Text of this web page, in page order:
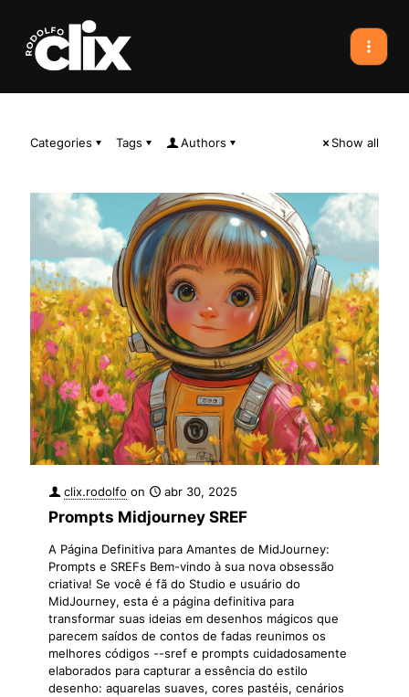
Categories Tags Authors Show all
clix.rodolfo on abr 30, 2025
Prompts Midjourney SREF
A Página Definitiva para Amantes de MidJourney:
Prompts e SREFs Bem-vindo à sua nova obsessão
criativa! Se você é fã do Studio e usuário do
MidJourney, esta é a página definitiva para
transformar suas ideias em desenhos mágicos que
parecem saídos de contos de fadas reunimos os
melhores códigos --sref e prompts cuidadosamente
elaborados para capturar a essência do estilo
desenho: aquarelas suaves, cores pastéis, cenários